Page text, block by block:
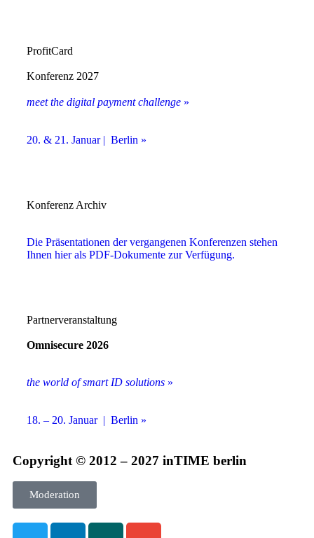
ProfitCard
Konferenz 2027
meet the digital payment challenge »
20. & 21. Januar | Berlin »
Konferenz Archiv
Die Präsentationen der vergangenen Konferenzen stehen
Ihnen hier als PDF-Dokumente zur Verfügung.
Partnerveranstaltung
Omnisecure 2026
the world of smart ID solutions »
18. – 20. Januar | Berlin »
Copyright © 2012 – 2027 inTIME berlin
Moderation